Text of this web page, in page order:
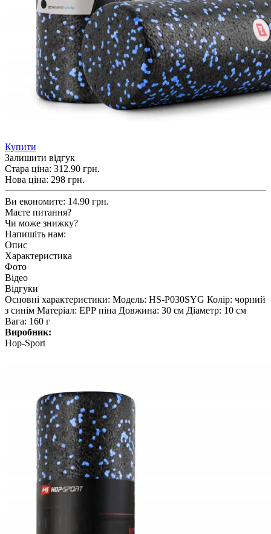
Купити
Залишити відгук
Стара ціна: 312.90 грн.
Нова ціна: 298 грн.
Ви економите: 14.90 грн.
Маєте питання?
Чи може знижку?
Напишіть нам:
Опис
Характеристика
Фото
Відео
Відгуки
Основні характеристики: Модель: HS-P030SYG Колір: чорний
з синім Матеріал: EPР піна Довжина: 30 см Діаметр: 10 см
Вага: 160 г
Виробник:
Hop-Sport